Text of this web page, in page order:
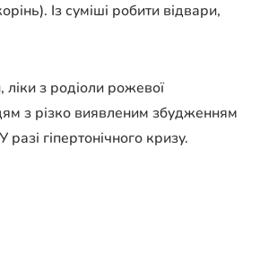
Із суміші робити відвари,
ліки з родіоли рожевої
з різко виявленим збудженням
разі гіпертонічного кризу.